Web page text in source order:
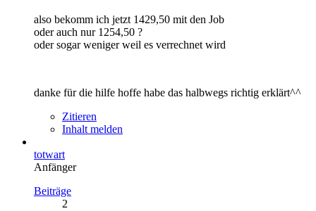
also bekomm ich jetzt 1429,50 mit den Job
oder auch nur 1254,50 ?
oder sogar weniger weil es verrechnet wird
danke für die hilfe hoffe habe das halbwegs richtig erklärt^^
Zitieren
Inhalt melden
totwart
Anfänger
Beiträge
2